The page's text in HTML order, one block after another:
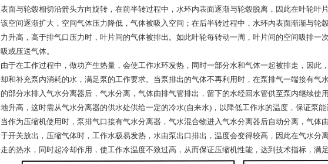
表面与轮毂相切沿箭头方向旋转，在前半转过程中，水环内表面逐渐与轮毂脱离，因此在叶轮叶
该空间逐渐扩大，空间气体压力降低，气体被吸入空间；在后半转过程中，水环内表面渐渐与轮
力升高，高于排气口压力时，叶片间的气体被排出。如此叶轮每转动一周，叶片间的空间吸排一
吸或压送气体。
由于在工作过程中，做功产生热量，会使工作水环发热，同时一部分水和气体一起被排走，因此
却和补充泵内消耗的水，满足泵的工作要求。当泵排出的气体不再利用时，在泵排气一端接有气
的部分水排入气水分离器后，气水分离，气体由排气管排出，留下的水经回水管供至泵内继续使
地升高，这时需从气水分离器的供水处供给一定的冷水(自来水)，以降低工作水的温度，保证泵能
当作为压缩机使用时，泵排气口接有气水分离器，气水混合物进入气水分离器后自动分离，气体
于开关放出，压缩气体时，工作水极易发热，水由泵出口排出，温度会变得较高，因此在气水分
走的热水，同时起冷却作用，使工作水温度不致过高，从而保证压缩机性能，达到技术指标，满足